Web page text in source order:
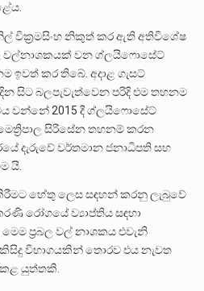
වික්‍රමසිංහ නිකුත් කර ඇති අතිවිශේෂ
වල්නාශකයක් වන ග්ලයිෆොසේට්
කර තිබේ. අදාළ ගැසට්
සිට බලපැවැත්වෙන පරිදි එම තහනම
වන්නේ 2015 දී ග්ලයිෆොසේට්
සිරිසේන තහනම් කරන
දැරුවේ වර්තමාන ජනාධිපති සහ
යි.
හේතු ලෙස සඳහන් කරනු ලැබුවේ
රෝගයේ ව්‍යාප්තිය සඳහා
ප්‍රබල වල් නාශකය එවැනි
විභාගයකින් තොරව එය නැවත
යුත්තකි.